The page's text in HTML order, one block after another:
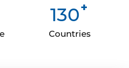
130+
Countries